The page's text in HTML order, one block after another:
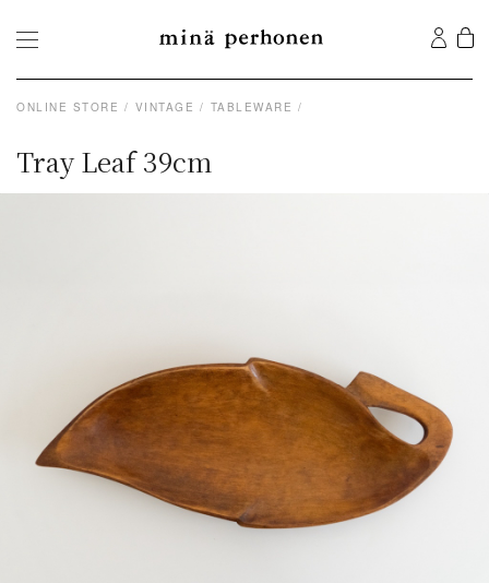
ONLINE STORE VINTAGE TABLEWARE
Tray Leaf 39cm